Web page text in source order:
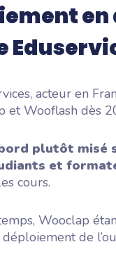
acteur en
et Wooflash dès
plutôt misé
et
cours.
Wooclap
de